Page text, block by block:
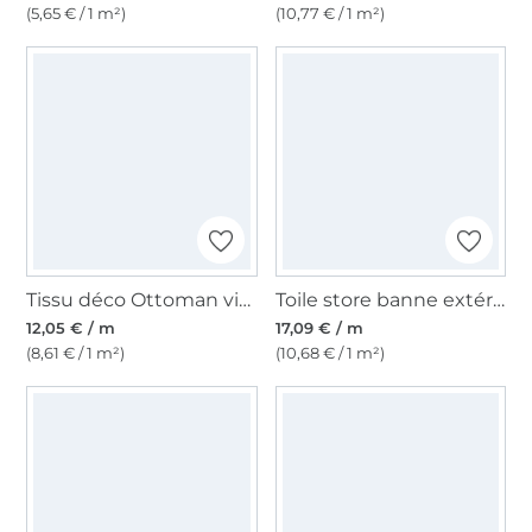
(5,65 € / 1 m²)
(10,77 € / 1 m²)
Tissu déco Ottoman vintage roses, beige
12,05 € / m
(8,61 € / 1 m²)
Toile store banne extérieur 160cm déperlant, uni, anthracite chiné
17,09 € / m
(10,68 € / 1 m²)